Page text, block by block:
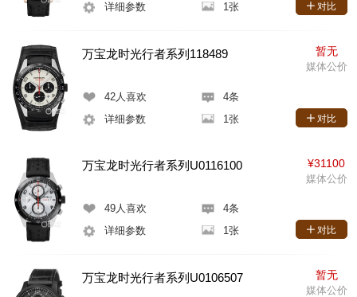
详细参数
1张 对比
万宝龙时光行者系列118489
42人喜欢
4条
详细参数
1张
暂无
媒体公价
对比
万宝龙时光行者系列U0116100
49人喜欢
4条
详细参数
1张
¥31100
媒体公价
对比
万宝龙时光行者系列U0106507 暂无
媒体公价